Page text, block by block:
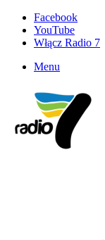
Facebook
YouTube
Włącz Radio 7
Menu